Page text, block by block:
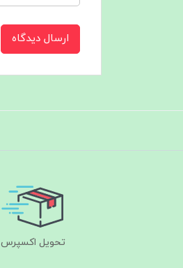
ارسال دیدگاه
تحویل اکسپرس